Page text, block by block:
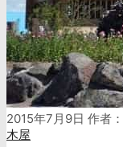
2015年7月9日 作者：
木屋